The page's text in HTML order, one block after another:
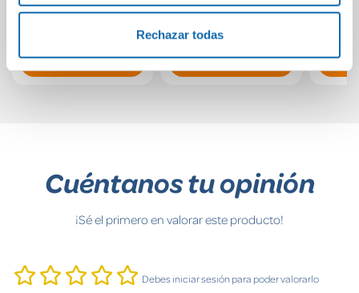
Rechazar todas
Comprar
16,90€
Comprar
Cuéntanos tu opinión
¡Sé el primero en valorar este producto!
Debes iniciar sesión para poder valorarlo